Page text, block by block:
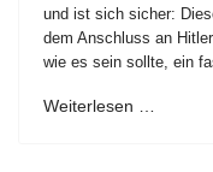
und ist sich sicher:
dem Anschluss an
wie es sein sollte, ein
Weiterlesen …